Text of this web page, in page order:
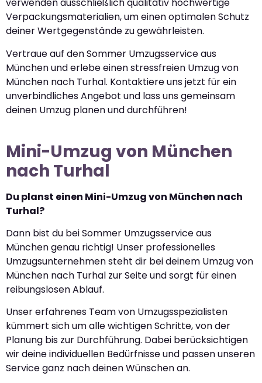
verwenden ausschließlich qualitativ hochwertige
Verpackungsmaterialien, um einen optimalen Schutz
deiner Wertgegenstände zu gewährleisten.
Vertraue auf den Sommer Umzugsservice aus
München und erlebe einen stressfreien Umzug von
München nach Turhal. Kontaktiere uns jetzt für ein
unverbindliches Angebot und lass uns gemeinsam
deinen Umzug planen und durchführen!
Mini-Umzug von München
nach Turhal
Du planst einen Mini-Umzug von München nach
Turhal?
Dann bist du bei Sommer Umzugsservice aus
München genau richtig! Unser professionelles
Umzugsunternehmen steht dir bei deinem Umzug von
München nach Turhal zur Seite und sorgt für einen
reibungslosen Ablauf.
Unser erfahrenes Team von Umzugsspezialisten
kümmert sich um alle wichtigen Schritte, von der
Planung bis zur Durchführung. Dabei berücksichtigen
wir deine individuellen Bedürfnisse und passen unseren
Service ganz nach deinen Wünschen an.